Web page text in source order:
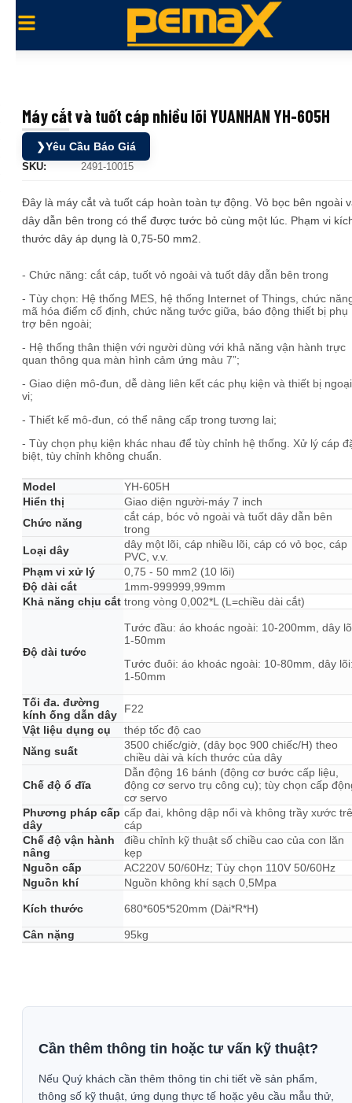
Máy cắt và tuốt cáp nhiều lõi YUANHAN YH-605H
❯Yêu Cầu Báo Giá
SKU: 2491-10015
Đây là máy cắt và tuốt cáp hoàn toàn tự động. Vỏ bọc bên ngoài
dây dẫn bên trong có thể được tước bỏ cùng một lúc. Phạm vi
thước dây áp dụng là 0,75-50 mm2.
- Chức năng: cắt cáp, tuốt vỏ ngoài và tuốt dây dẫn bên trong
- Tùy chọn: Hệ thống MES, hệ thống Internet of Things, chức
mã hóa điểm cố định, chức năng tước giữa, báo động thiết bị phụ
trợ bên ngoài;
- Hệ thống thân thiện với người dùng với khả năng vận hành trực
quan thông qua màn hình cảm ứng màu 7”;
- Giao diện mô-đun, dễ dàng liên kết các phụ kiện và thiết bị ngoại
vi;
- Thiết kế mô-đun, có thể nâng cấp trong tương lai;
- Tùy chọn phụ kiện khác nhau để tùy chỉnh hệ thống. Xử lý cáp
biệt, tùy chỉnh không chuẩn.
Model
YH-605H
Hiển thị
Giao diện người-máy 7 inch
Chức năng
cắt cáp, bóc vỏ ngoài và tuốt dây dẫn bên
trong
Loại dây
dây một lõi, cáp nhiều lõi, cáp có vỏ bọc, cáp
PVC, v.v.
Phạm vi xử lý
0,75 - 50 mm2 (10 lõi)
Độ dài cắt
1mm-999999,99mm
Khả năng chịu cắt trong vòng 0,002*L (L=chiều dài cắt)
Độ dài tước
Tước đầu: áo khoác ngoài: 10-200mm, dây
1-50mm
Tước đuôi: áo khoác ngoài: 10-80mm, dây
1-50mm
Tối đa. đường
kính ống dẫn dây
F22
Vật liệu dụng cụ
thép tốc độ cao
Năng suất
3500 chiếc/giờ, (dây bọc 900 chiếc/H) theo
chiều dài và kích thước của dây
Chế độ ổ đĩa
Dẫn động 16 bánh (động cơ bước cấp liệu,
động cơ servo trụ công cụ); tùy chọn cấp
cơ servo
Phương pháp cấp
dây
cấp đai, không dập nổi và không trầy xước
cáp
Chế độ vận hành
nâng
điều chỉnh kỹ thuật số chiều cao của con lăn
kẹp
Nguồn cấp
AC220V 50/60Hz; Tùy chọn 110V 50/60Hz
Nguồn khí
Nguồn không khí sạch 0,5Mpa
Kích thước 680*605*520mm (Dài*R*H)
Cân nặng 95kg
Cần thêm thông tin hoặc tư vấn kỹ thuật?
Nếu Quý khách cần thêm thông tin chi tiết về sản phẩm,
thông số kỹ thuật, ứng dụng thực tế hoặc yêu cầu mẫu thử,